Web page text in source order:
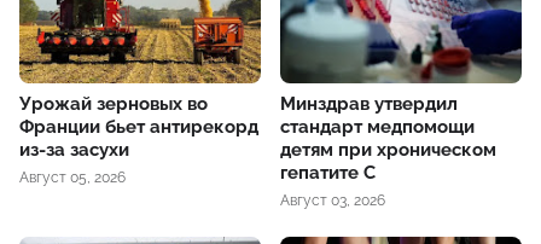
Урожай зерновых во
Франции бьет антирекорд
из-за засухи
Август 05, 2026
Минздрав утвердил
стандарт медпомощи
детям при хроническом
гепатите С
Август 03, 2026